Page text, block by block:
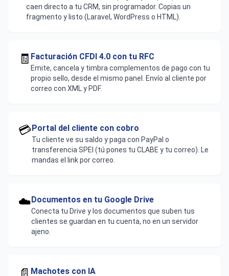
caen directo a tu CRM, sin programador. Copias un
fragmento y listo (Laravel, WordPress o HTML).
🧾 Facturación CFDI 4.0 con tu RFC
Emite, cancela y timbra complementos de pago con tu
propio sello, desde el mismo panel. Envío al cliente por
correo con XML y PDF.
💳Portal del cliente con cobro
Tu cliente ve su saldo y paga con PayPal o
transferencia SPEI (tú pones tu CLABE y tu correo). Le
mandas el link por correo.
☁️Documentos en tu Google Drive
Conecta tu Drive y los documentos que suben tus
clientes se guardan en tu cuenta, no en un servidor
ajeno.
Machotes con IA